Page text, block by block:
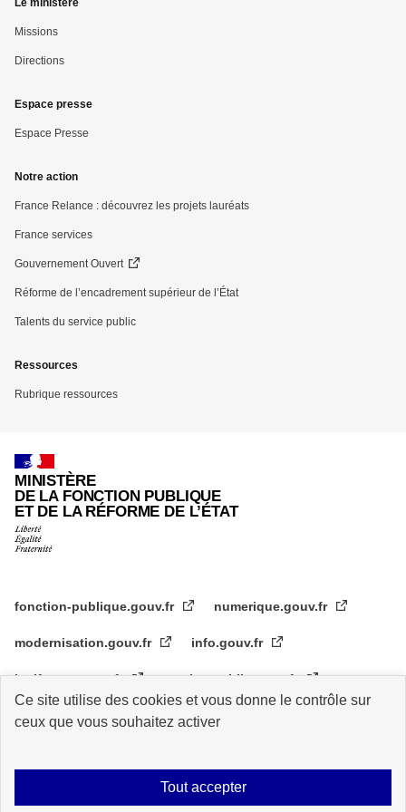
Ce site utilise des cookies et vous donne le contrôle sur
ceux que vous souhaitez activer
Tout accepter
Le ministère
Missions
Directions
Espace presse
Espace Presse
Notre action
France Relance : découvrez les projets lauréats
France services
Gouvernement Ouvert
Réforme de l’encadrement supérieur de l’État
Talents du service public
Ressources
Rubrique ressources
MINISTÈRE
DE LA FONCTION PUBLIQUE
ET DE LA RÉFORME DE L’ÉTAT
fonction-publique.gouv.fr numerique.gouv.fr
modernisation.gouv.fr info.gouv.fr
legifrance.gouv.fr service-public.gouv.fr
Données personnelles et cookies Contact presse